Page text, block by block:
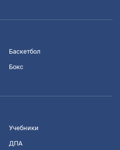
Баскетбол
Бокс
Учебники
ДПА